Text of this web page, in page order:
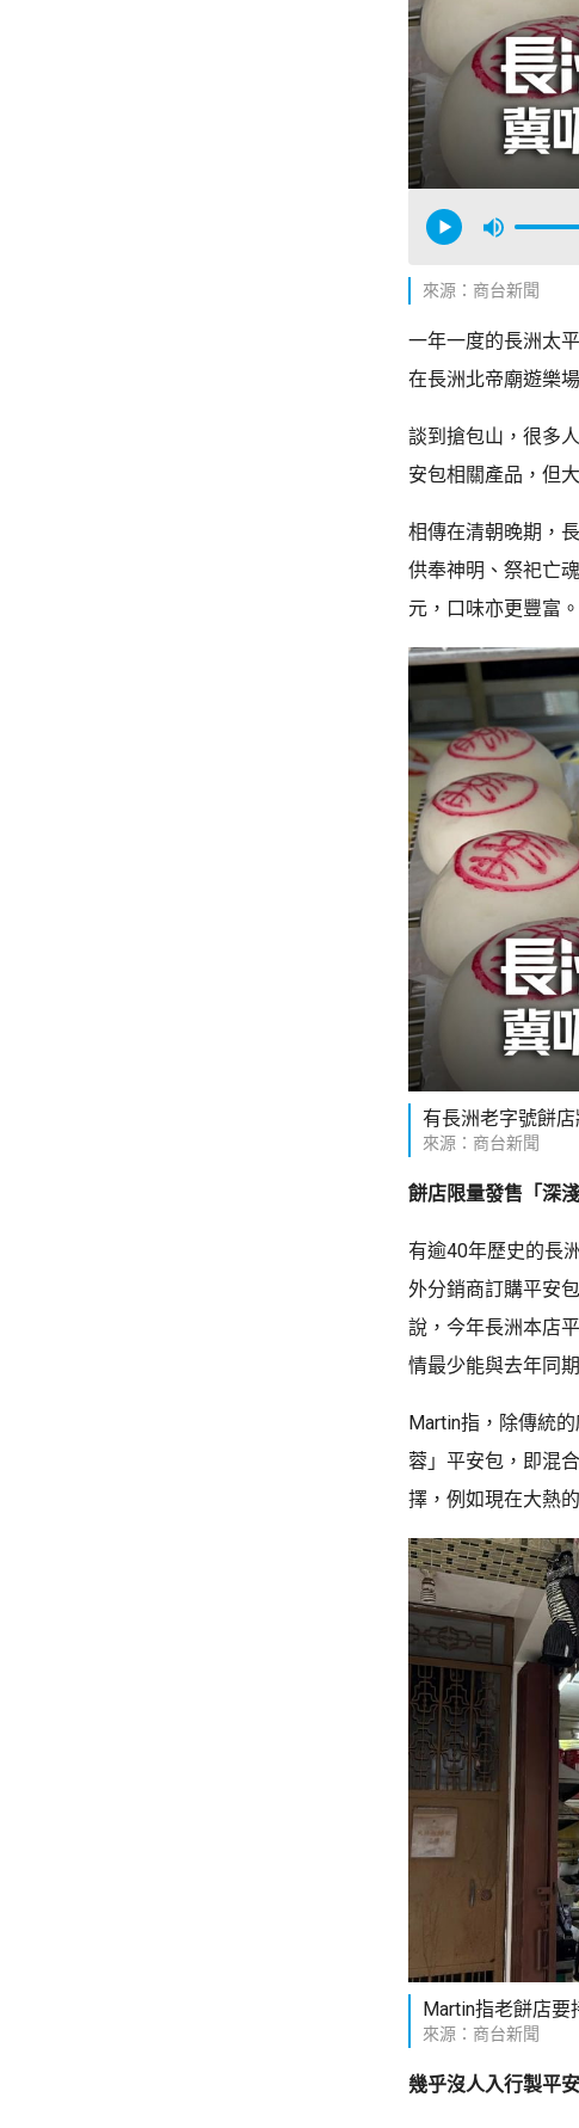
來源：商台新聞
一年一度的長洲太
在長洲北帝廟遊樂
談到搶包山，很多
安包相關產品，但
相傳在清朝晚期，
供奉神明、祭祀亡
元，口味亦更豐富。
有長洲老字號餅
來源：商台新聞
餅店限量發售「深
有逾40年歷史的長
外分銷商訂購平安
說，今年長洲本店
情最少能與去年同
Martin指，除傳統
蓉」平安包，即混
擇，例如現在大熱
Martin指老餅店
來源：商台新聞
幾乎沒人入行製平